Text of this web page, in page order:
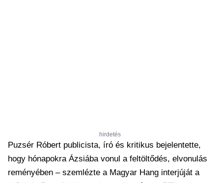
hirdetés
Puzsér Róbert publicista, író és kritikus bejelentette,
hogy hónapokra Ázsiába vonul a feltöltődés, elvonulás
reményében – szemlézte a Magyar Hang interjúját a